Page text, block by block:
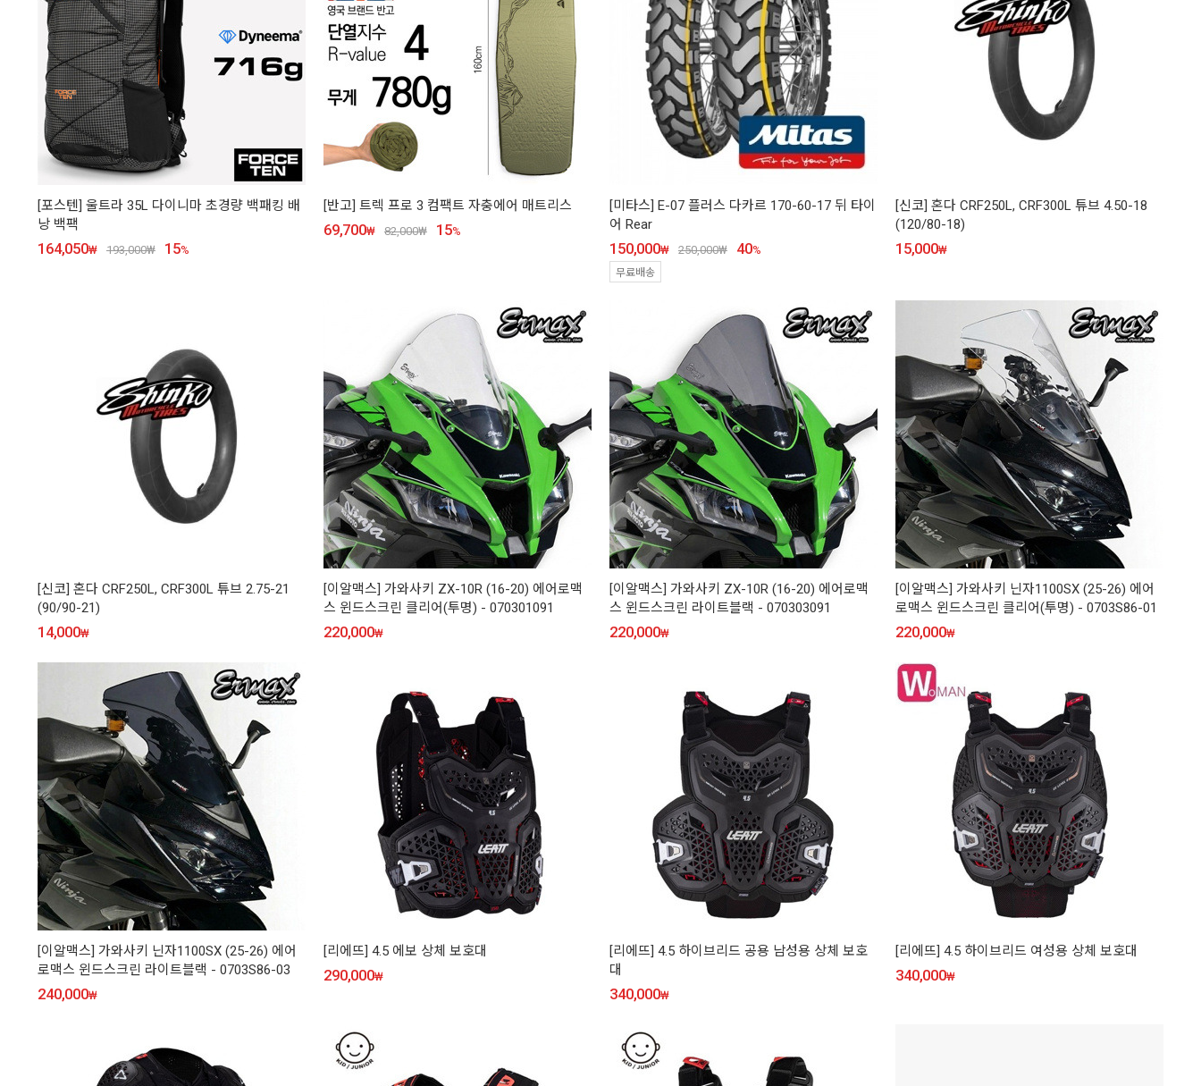
[포스텐] 울트라 35L 다이니마 초경량 백패킹 배
낭 백팩
164,050₩ 193,000₩ 15%
[반고] 트렉 프로 3 컴팩트 자충에어 매트리스
69,700₩ 82,000₩ 15%
[미타스] E-07 플러스 다카르 170-60-17 뒤 타이
어 Rear
150,000₩ 250,000₩ 40%
무료배송
[신코] 혼다 CRF250L, CRF300L 튜브 4.50-18
(120/80-18)
15,000₩
[신코] 혼다 CRF250L, CRF300L 튜브 2.75-21
(90/90-21)
14,000₩
[이알맥스] 가와사키 ZX-10R (16-20) 에어로맥
스 윈드스크린 클리어(투명) - 070301091
220,000₩
[이알맥스] 가와사키 ZX-10R (16-20) 에어로맥
스 윈드스크린 라이트블랙 - 070303091
220,000₩
[이알맥스] 가와사키 닌자1100SX (25-26) 에어
로맥스 윈드스크린 클리어(투명) - 0703S86-01
220,000₩
[이알맥스] 가와사키 닌자1100SX (25-26) 에어
로맥스 윈드스크린 라이트블랙 - 0703S86-03
240,000₩
[리에뜨] 4.5 에보 상체 보호대
290,000₩
[리에뜨] 4.5 하이브리드 공용 남성용 상체 보호
대
340,000₩
[리에뜨] 4.5 하이브리드 여성용 상체 보호대
340,000₩